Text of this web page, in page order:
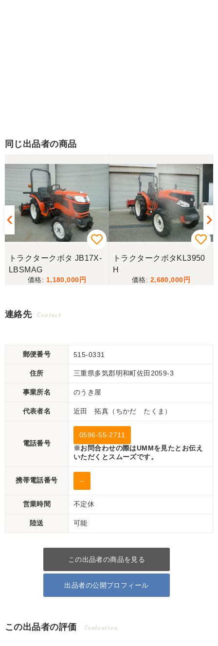
同じ出品者の商品
トラクタークボタ JB17X-
LBSMAG
1,180,000
トラクタークボタKL3950
H
2,680,000
連絡先 Contact
郵便番号 515-0331
住所 三重県多気郡明和町佐田2059-3
事業所名 のうき屋
代表者名 近田 拓真（ちかだ たくま）
電話番号
0596-55-2711
※お問合わせの際はUMMを見たとお伝え
いただくとスムーズです。
携帯電話番号 --
営業時間 不定休
陸送 可能
この出品者の商品を見る
出品者の公開プロフィール
この出品者の評価 Evaluation